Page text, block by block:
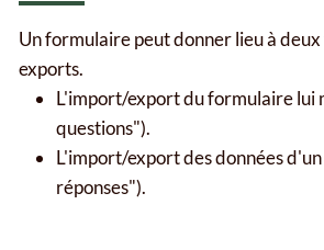
Un formulaire peut donner lieu à
exports.
L'import/export du formulaire lui
questions").
L'import/export des données
réponses").